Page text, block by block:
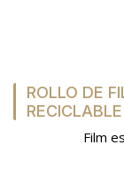
PORTAIL
ROLLO DE
RECICLABLE
Film